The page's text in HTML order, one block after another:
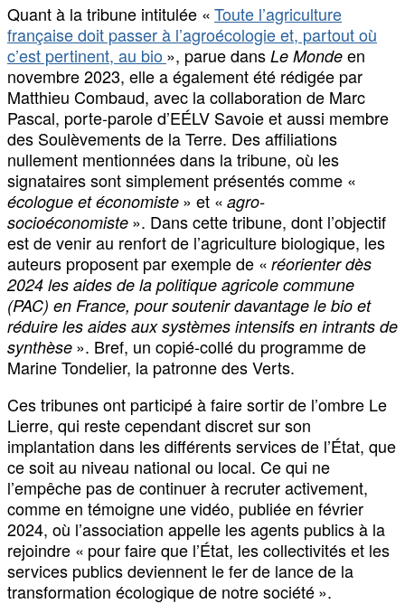
Quant à la tribune intitulée «Toute l’agriculture
française doit passer à l’agroécologie et, partout où
c’est pertinent, au bio», parue dans Le Monde en
novembre 2023, elle a également été rédigée par
Matthieu Combaud, avec la collaboration de Marc
Pascal, porte-parole d’EÉLV Savoie et aussi membre
des Soulèvements de la Terre. Des affiliations
nullement mentionnées dans la tribune, où les
signataires sont simplement présentés comme «
écologue et économiste » et « agro-
socioéconomiste ». Dans cette tribune, dont l’objectif
est de venir au renfort de l’agriculture biologique, les
auteurs proposent par exemple de « réorienter dès
2024 les aides de la politique agricole commune
(PAC) en France, pour soutenir davantage le bio et
réduire les aides aux systèmes intensifs en intrants de
synthèse ». Bref, un copié-collé du programme de
Marine Tondelier, la patronne des Verts.
Ces tribunes ont participé à faire sortir de l’ombre Le
Lierre, qui reste cependant discret sur son
implantation dans les différents services de l’État, que
ce soit au niveau national ou local. Ce qui ne
l’empêche pas de continuer à recruter activement,
comme en témoigne une vidéo, publiée en février
2024, où l’association appelle les agents publics à la
rejoindre « pour faire que l’État, les collectivités et les
services publics deviennent le fer de lance de la
transformation écologique de notre société ».